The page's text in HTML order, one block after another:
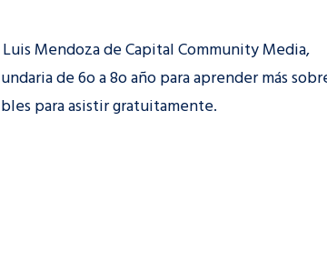
Mendoza de Capital Community Media,
de 6o a 8o año para aprender más
para asistir gratuitamente.